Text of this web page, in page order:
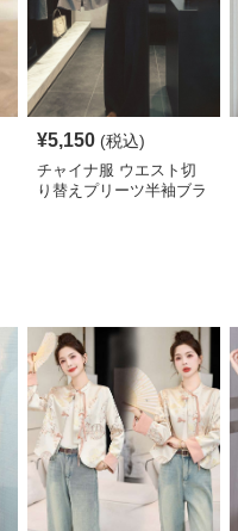
¥5,150 (税込)
チャイナ服 ウエスト切
り替えプリーツ半袖ブラ